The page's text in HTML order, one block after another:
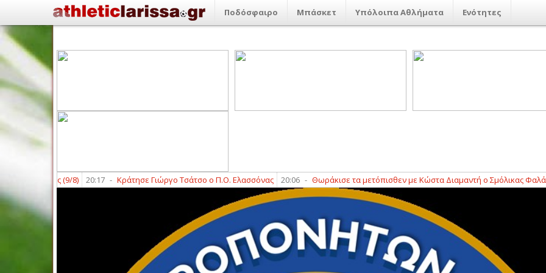
Ποδόσφαιρο Μπάσκετ Υπόλοιπα Αθλήματα Ενότητες
20:17 - Κράτησε Γιώργο Τσάτσο ο Π.Ο. Ελασσόνας 20:06 - Θωράκισε τα μετόπισθεν με Κώστα Διαμαντή ο Σμόλικας Φαλάνης